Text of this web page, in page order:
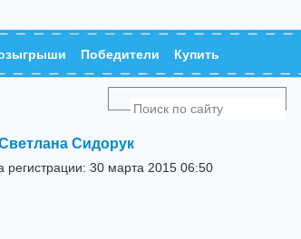
Победители Купить
Сидорук
регистрации: 30 марта 2015 06:50